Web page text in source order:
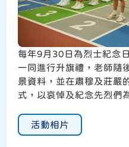
每年9月30日為烈士紀念
一同進行升旗禮，老師隨
景資料，並在肅穆及莊嚴
式，以哀悼及紀念先烈們
活動相片